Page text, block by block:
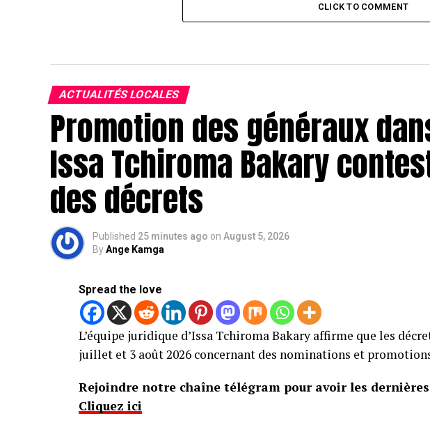
CLICK TO COMMENT
ACTUALITÉS LOCALES
Promotion des généraux
Issa Tchiroma Bakary
des décrets
Published 25 minutes ago on August 5, 2026
ByAnge Kamga
Spread the love
L’équipe juridique d’Issa Tchiroma Bakary affirme que les
juillet et 3 août 2026 concernant des nominations et
Rejoindre notre chaîne télégram pour avoir les
Cliquez ici